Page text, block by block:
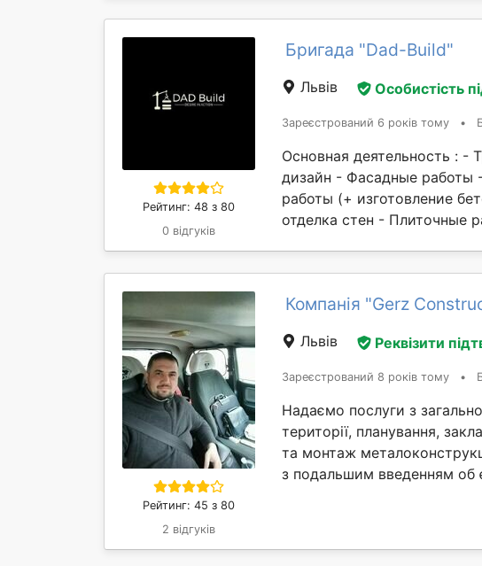
Рейтинг: 48 з 80
0 відгуків
Бригада "Dad-Build"
Львів Особистість
Зареєстрований 6 років тому •
Основная деятельность : -
дизайн - Фасадные работы
работы (+ изготовление
отделка стен - Плиточные
Рейтинг: 45 з 80
2 відгуків
Компанія "Gerz
Львів Реквізити
Зареєстрований 8 років тому •
Надаємо послуги з
території, планування,
та монтаж
з подальшим введенням об